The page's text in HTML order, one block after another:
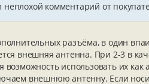
комментарий от
разъёма, в один
внешняя антенна. При 2-3 в
возможность использовать их
внешнюю антенну. Если